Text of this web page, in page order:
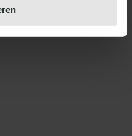
App download